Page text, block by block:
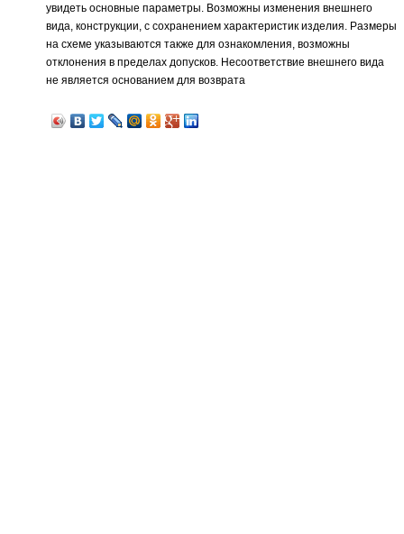
увидеть основные параметры. Возможны изменения внешнего
вида, конструкции, с сохранением характеристик изделия. Размеры
на схеме указываются также для ознакомления, возможны
отклонения в пределах допусков. Несоответствие внешнего вида
не является основанием для возврата